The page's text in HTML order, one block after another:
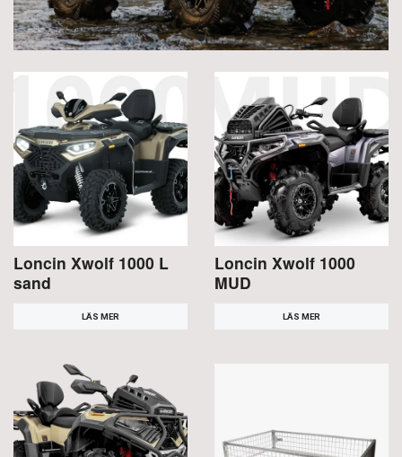
Loncin Xwolf 1000 L
sand
LÄS MER
Loncin Xwolf 1000
MUD
LÄS MER